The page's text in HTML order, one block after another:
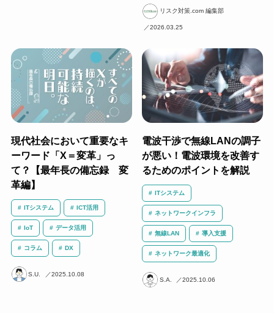
リスク対策.com 編集部
2026.03.25
現代社会において重要なキ
ーワード「X＝変革」っ
て？【最年長の備忘録 変
革編】
ITシステム ICT活用
IoT データ活用
コラム DX
S.U. 2025.10.08
電波干渉で無線LANの調子
が悪い！電波環境を改善す
るためのポイントを解説
ITシステム
ネットワークインフラ
無線LAN 導入支援
ネットワーク最適化
S.A. 2025.10.06